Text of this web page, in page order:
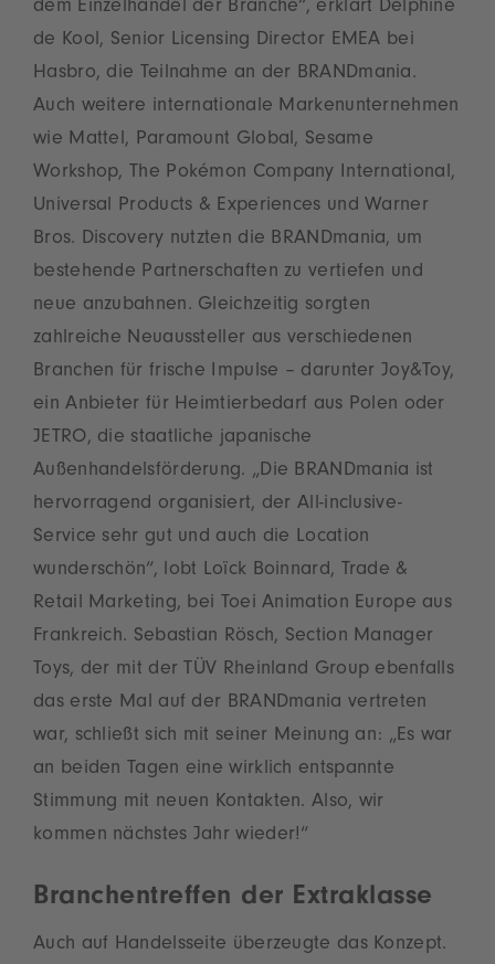
dem Einzelhandel der Branche“, erklärt Delphine
de Kool, Senior Licensing Director EMEA bei
Hasbro, die Teilnahme an der BRANDmania.
Auch weitere internationale Markenunternehmen
wie Mattel, Paramount Global, Sesame
Workshop, The Pokémon Company International,
Universal Products & Experiences und Warner
Bros. Discovery nutzten die BRANDmania, um
bestehende Partnerschaften zu vertiefen und
neue anzubahnen. Gleichzeitig sorgten
zahlreiche Neuaussteller aus verschiedenen
Branchen für frische Impulse – darunter Joy&Toy,
ein Anbieter für Heimtierbedarf aus Polen oder
JETRO, die staatliche japanische
Außenhandelsförderung. „Die BRANDmania ist
hervorragend organisiert, der All-inclusive-
Service sehr gut und auch die Location
wunderschön“, lobt Loïck Boinnard, Trade &
Retail Marketing, bei Toei Animation Europe aus
Frankreich. Sebastian Rösch, Section Manager
Toys, der mit der TÜV Rheinland Group ebenfalls
das erste Mal auf der BRANDmania vertreten
war, schließt sich mit seiner Meinung an: „Es war
an beiden Tagen eine wirklich entspannte
Stimmung mit neuen Kontakten. Also, wir
kommen nächstes Jahr wieder!“
Branchentreffen der Extraklasse
Auch auf Handelsseite überzeugte das Konzept.